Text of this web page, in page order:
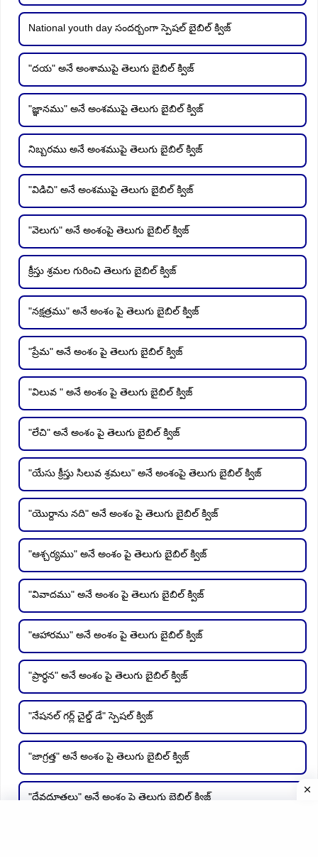
National youth day సందర్బంగా స్పెషల్ బైబిల్ క్విజ్
"దయ" అనే అంశాముపై తెలుగు బైబిల్ క్విజ్
"జ్ఞానము" అనే అంశముపై తెలుగు బైబిల్ క్విజ్
నిబ్బరము అనే అంశముపై తెలుగు బైబిల్ క్విజ్
"విడిచి" అనే అంశముపై తెలుగు బైబిల్ క్విజ్
"వెలుగు" అనే అంశంపై తెలుగు బైబిల్ క్విజ్
క్రీస్తు శ్రమల గురించి తెలుగు బైబిల్ క్విజ్
"నక్షత్రము" అనే అంశం పై తెలుగు బైబిల్ క్విజ్
"ప్రేమ" అనే అంశం పై తెలుగు బైబిల్ క్విజ్
"విలువ " అనే అంశం పై తెలుగు బైబిల్ క్విజ్
"లేచి" అనే అంశం పై తెలుగు బైబిల్ క్విజ్
"యేసు క్రీస్తు సిలువ శ్రమలు" అనే అంశంపై తెలుగు బైబిల్ క్విజ్
"యొర్దాను నది" అనే అంశం పై తెలుగు బైబిల్ క్విజ్
"ఆశ్చర్యము" అనే అంశం పై తెలుగు బైబిల్ క్విజ్
"వివాదము" అనే అంశం పై తెలుగు బైబిల్ క్విజ్
"ఆహారము" అనే అంశం పై తెలుగు బైబిల్ క్విజ్
"ప్రార్ధన" అనే అంశం పై తెలుగు బైబిల్ క్విజ్
"నేషనల్ గర్ల్ చైల్డ్ డే" స్పెషల్ క్విజ్
"జాగ్రత్త" అనే అంశం పై తెలుగు బైబిల్ క్విజ్
"దేవదూతలు" అనే అంశం పై తెలుగు బైబిల్ క్విజ్